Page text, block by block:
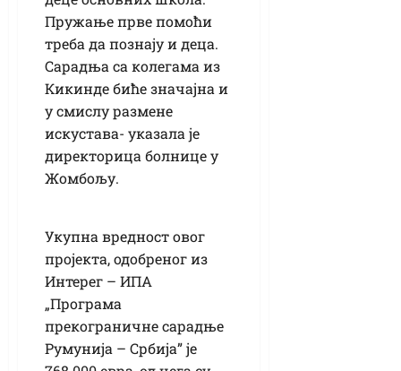
Пружање прве помоћи
треба да познају и деца.
Сарадња са колегама из
Кикинде биће значајна и
у смислу размене
искустава- указала је
директорица болнице у
Жомбољу.
Укупна вредност овог
пројекта, одобреног из
Интерег – ИПА
„Програма
прекограничне сарадње
Румунија – Србија” је